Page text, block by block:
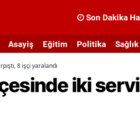
Son Dakika
Asayiş Eğitim Politika Sağlık
8 işçi yaralandı
iki